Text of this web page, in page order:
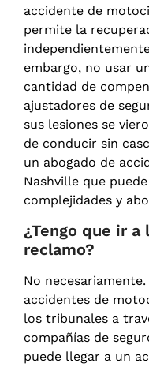
accidente de
permite la
embargo, no usar
cantidad de
ajustadores de
sus lesiones se
de conducir sin
un abogado de
Nashville que
complejidades y
¿Tengo que ir
reclamo?
No
accidentes de
los tribunales a
compañías de
puede llegar a un